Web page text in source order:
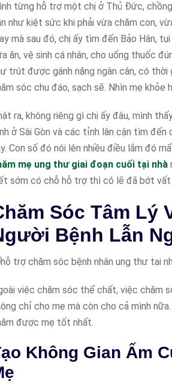
từng hỗ trợ một chị ở Thủ Đức,
như kiệt sức khi phải vừa chăm con,
mà sau đó, chị ấy tìm đến Bảo Hân,
ăn, vệ sinh cá nhân, cho uống thuốc
trút được gánh nặng ngàn cân, có thời
sóc chu đáo, sạch sẽ. Nhìn mẹ khỏe
ra, không riêng gì chị ấy đâu, mình
ở Sài Gòn và các tỉnh lân cận tìm đến
Con số đó nói lên nhiều điều lắm đó
mẹ ung thư giai đoạn cuối tại nhà
sớm có chỗ hỗ trợ thì có lẽ đã bớt vất
Sóc Tâm Lý
Bệnh Lẫn
việc chăm sóc thể chất, việc chăm
chỉ cho mẹ mà còn cho cả mình
được mẹ tốt nhất.
Không Gian Ấm